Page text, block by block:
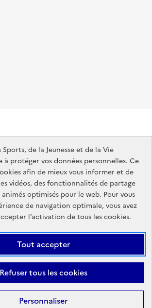
jeunes.gouv.fr et education.gouv.fr.
public.gouv.fr
data.gouv.fr
Légales
Accessibilité : partiellement
tous les contenus de ce site sont sous
de la Jeunesse et de la Vie
à protéger vos données personnelles. Ce
afin de mieux vous informer et de
vidéos, des fonctionnalités de partage
optimisés pour le web. Pour vous
de navigation optimale, vous avez
l’activation de tous les cookies.
Tout accepter
Refuser tous les cookies
Personnaliser